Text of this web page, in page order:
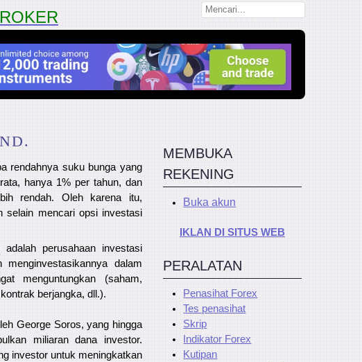
rendahnya suku bunga yang
hanya 1% per tahun, dan
rendah. Oleh karena itu,
selain mencari opsi investasi
perusahaan investasi
dalam
menguntungkan (saham,
berjangka, dll.).
George Soros, yang hingga
miliaran dana investor.
investor untuk meningkatkan
MEMBUKA
REKENING
Buka akun
IKLAN DI SITUS WEB
PERALATAN
Penasihat Forex
Tes penasihat
Skrip
Indikator Forex
Kutipan